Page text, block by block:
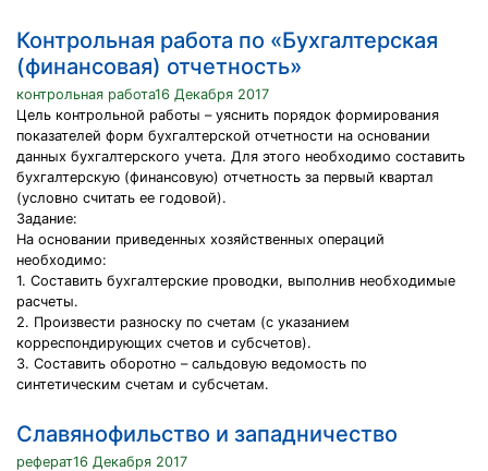
Контрольная работа по «Бухгалтерская
(финансовая) отчетность»
контрольная работа16 Декабря 2017
Цель контрольной работы – уяснить порядок формирования
показателей форм бухгалтерской отчетности на основании
данных бухгалтерского учета. Для этого необходимо составить
бухгалтерскую (финансовую) отчетность за первый квартал
(условно считать ее годовой).
Задание:
На основании приведенных хозяйственных операций
необходимо:
1. Составить бухгалтерские проводки, выполнив необходимые
расчеты.
2. Произвести разноску по счетам (с указанием
корреспондирующих счетов и субсчетов).
3. Составить оборотно – сальдовую ведомость по
синтетическим счетам и субсчетам.
Славянофильство и западничество
реферат16 Декабря 2017